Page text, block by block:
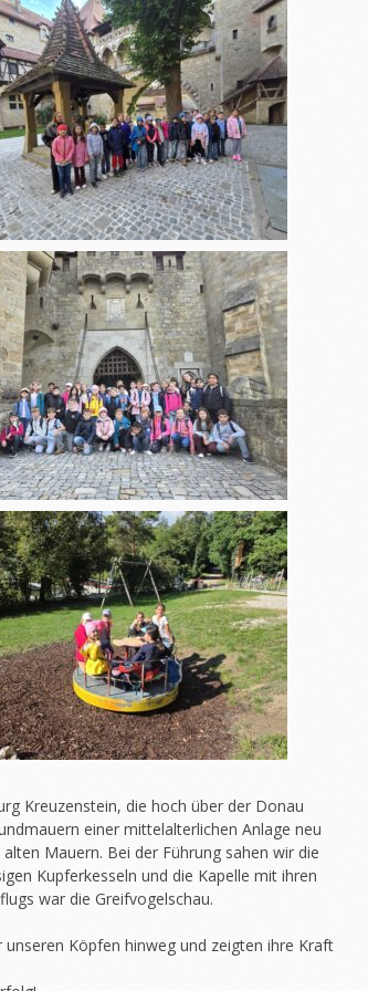
Kreuzenstein, die hoch über der Donau
einer mittelalterlichen Anlage neu
Mauern. Bei der Führung sahen wir die
Kupferkesseln und die Kapelle mit ihren
war die Greifvogelschau.
Köpfen hinweg und zeigten ihre Kraft